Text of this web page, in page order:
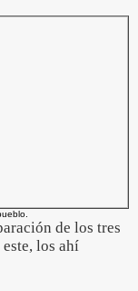
de los tres
los ahí